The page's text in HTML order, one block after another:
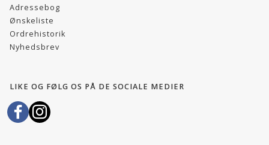
Adressebog
Ønskeliste
Ordrehistorik
Nyhedsbrev
LIKE OG FØLG OS PÅ DE SOCIALE MEDIER